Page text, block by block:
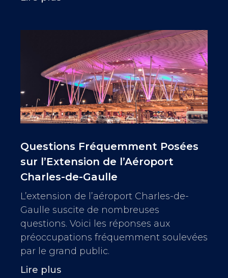
Questions Fréquemment Posées
sur l’Extension de l’Aéroport
Charles-de-Gaulle
L’extension de l’aéroport Charles-de-
Gaulle suscite de nombreuses
questions. Voici les réponses aux
préoccupations fréquemment soulevées
par le grand public.
Lire plus